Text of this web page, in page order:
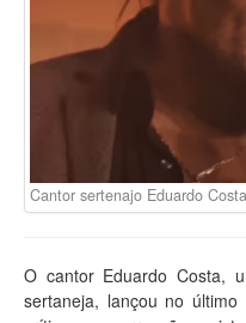
Cantor sertenajo Eduardo Costa
O cantor Eduardo Costa,
sertaneja, lançou no